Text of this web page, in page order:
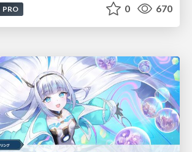
PRO 0 670